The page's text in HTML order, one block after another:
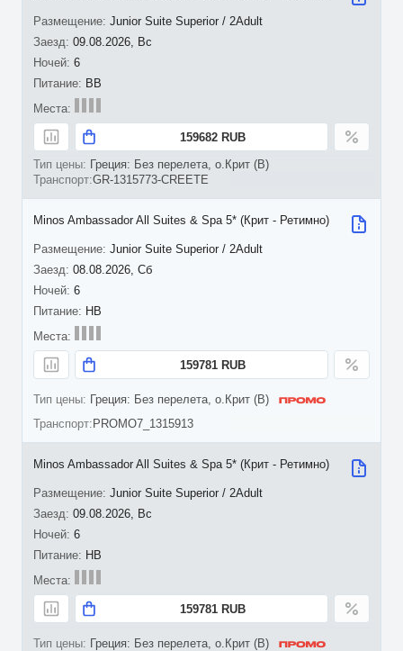
09.08.2026, Вс
6
Junior Suite Superior / 2Adult
BB
159682 RUB
Греция: Без перелета, о.Крит (B)
GR-1315773-CREETE
08.08.2026, Сб
6
Minos Ambassador All Suites & Spa 5* (Крит - Ретимно)
Junior Suite Superior / 2Adult
HB
159781 RUB
Греция: Без перелета, о.Крит (B)
PROMO7_1315913
09.08.2026, Вс
6
Minos Ambassador All Suites & Spa 5* (Крит - Ретимно)
Junior Suite Superior / 2Adult
HB
159781 RUB
Греция: Без перелета, о.Крит (B)